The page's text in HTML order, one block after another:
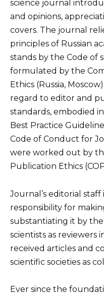
science journal
and opinions,
covers. The journal
principles of Russian
stands by the Code of
formulated by the
Ethics (Russia,
regard to editor and
standards, embodied
Best Practice
Code of Conduct for
were worked out by
Publication Ethics
Journal’s editorial
responsibility for
substantiating it by
scientists as reviewers
received articles and
scientific societies as
Ever since the